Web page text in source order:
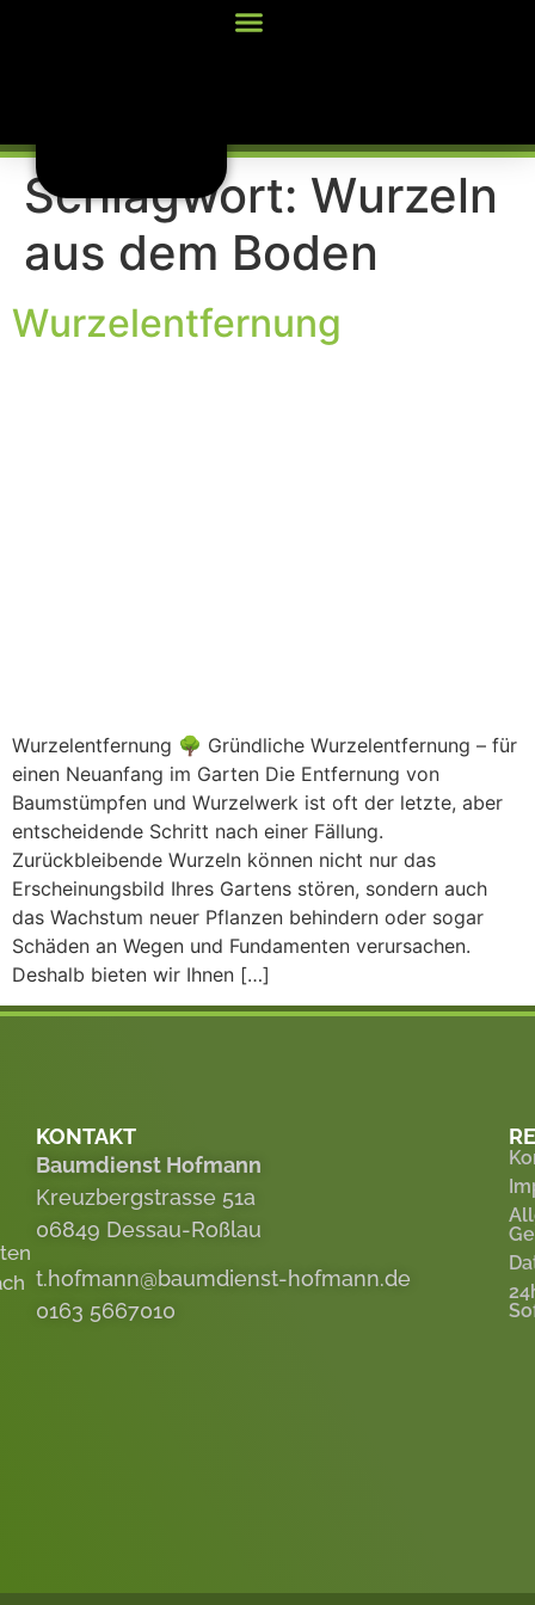
Schlagwort: Wurzeln
aus dem Boden
Wurzelentfernung
Wurzelentfernung 🌳 Gründliche Wurzelentfernung – für
einen Neuanfang im Garten Die Entfernung von
Baumstümpfen und Wurzelwerk ist oft der letzte, aber
entscheidende Schritt nach einer Fällung.
Zurückbleibende Wurzeln können nicht nur das
Erscheinungsbild Ihres Gartens stören, sondern auch
das Wachstum neuer Pflanzen behindern oder sogar
Schäden an Wegen und Fundamenten verursachen.
Deshalb bieten wir Ihnen […]
KONTAKT
Baumdienst Hofmann
Kreuzbergstrasse 51a
06849 Dessau-Roßlau
t.hofmann@baumdienst-hofmann.de
0163 5667010